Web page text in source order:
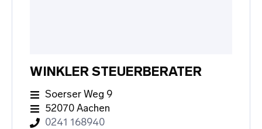
WINKLER STEUERBERATER
Soerser Weg 9
52070 Aachen
0241 168940